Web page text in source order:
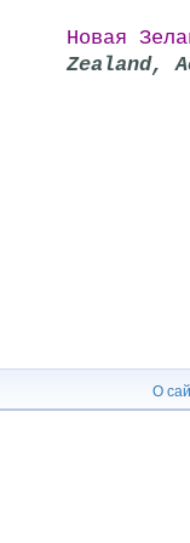
Новая
Zealand,
О